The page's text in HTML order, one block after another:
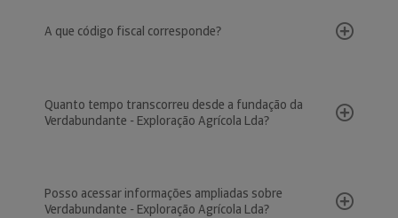
A que código fiscal corresponde?
Quanto tempo transcorreu desde a fundação da
Verdabundante - Exploração Agrícola Lda?
Posso acessar informações ampliadas sobre
Verdabundante - Exploração Agrícola Lda?